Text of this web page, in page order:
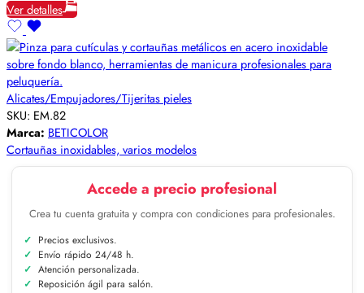
Ver detalles
Alicates/Empujadores/Tijeritas pieles
SKU: EM.82
Marca: BETICOLOR
Cortauñas inoxidables, varios modelos
Accede a precio profesional
Crea tu cuenta gratuita y compra con condiciones para profesionales.
Precios exclusivos.
Envío rápido 24/48 h.
Atención personalizada.
Reposición ágil para salón.